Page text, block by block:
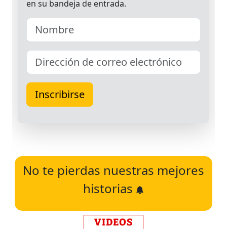
No te pierdas nuestras mejores
historias
VIDEOS